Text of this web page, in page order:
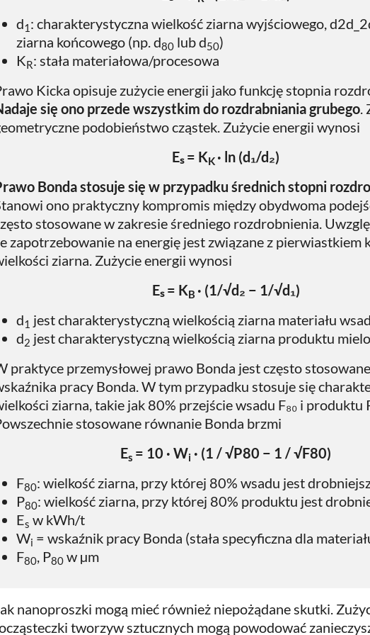
d1 ​: charakterystyczna wielkość ziarna wyjściowego,
ziarna końcowego (np. d80 ​ lub d50​)
KR​: stała materiałowa/procesowa
Kicka opisuje zużycie energii jako funkcję stopnia
się ono przede wszystkim do rozdrabniania grubego.
podobieństwo cząstek. Zużycie energii wynosi
Eₛ = KK · ln (d₁/d₂)
Bonda stosuje się w przypadku średnich stopni
ono praktyczny kompromis między obydwoma
stosowane w zakresie średniego rozdrobnienia.
zapotrzebowanie na energię jest związane z pierwiastkiem
ziarna. Zużycie energii wynosi
Eₛ = KB · (1/√d₂ − 1/√d₁)
d1
jest charakterystyczną wielkością ziarna materiału
d2 jest charakterystyczną wielkością ziarna produktu
praktyce przemysłowej prawo Bonda jest często
pracy Bonda. W tym przypadku stosuje się
ziarna, takie jak 80% przejście wsadu F₈₀ i produktu
stosowane równanie Bonda brzmi
Es = 10 · Wi · (1 / √P80 − 1 / √F80)
F80​: wielkość ziarna, przy której 80% wsadu jest
P80​: wielkość ziarna, przy której 80% produktu jest
Es ​ w kWh/t
Wi
= wskaźnik pracy Bonda (stała specyficzna dla
F80, P80 ​ w µm
nanoproszki mogą mieć również niepożądane skutki.
tworzyw sztucznych mogą powodować